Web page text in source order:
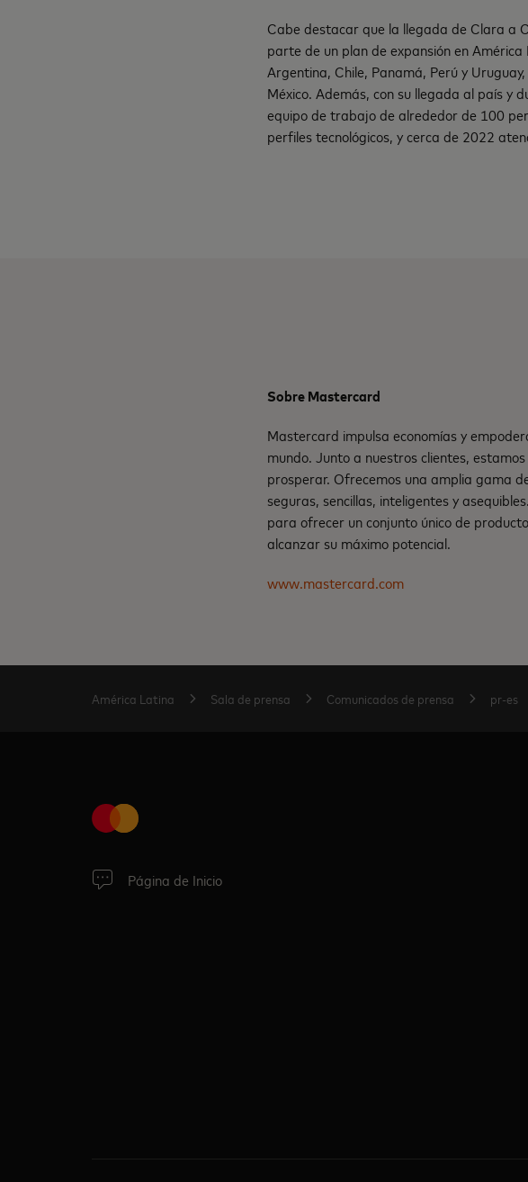
Cabe destacar que la llegada de Clara a
parte de un plan de expansión en
Argentina, Chile, Panamá, Perú y
México. Además, con su llegada al país y
equipo de trabajo de alrededor de 100
perfiles tecnológicos, y cerca de 2022
Sobre Mastercard
Mastercard impulsa economías y
mundo. Junto a nuestros clientes,
prosperar. Ofrecemos una amplia gama
seguras, sencillas, inteligentes y
para ofrecer un conjunto único de
alcanzar su máximo potencial.
www.mastercard.com
América Latina Sala de prensa Comunicados de prensa pr-es
Página de Inicio